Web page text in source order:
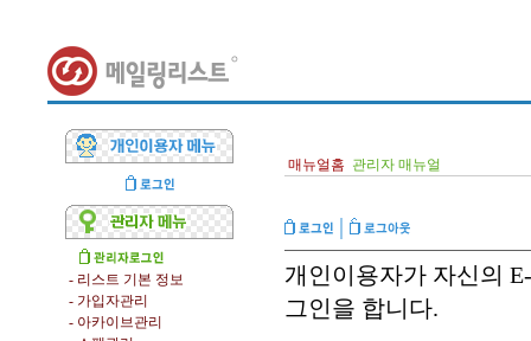
- 리스트 기본 정보
- 가입자관리
- 아카이브관리
매뉴얼홈 관리자 매뉴얼
|
개인이용자가 자신의
그인을 합니다.